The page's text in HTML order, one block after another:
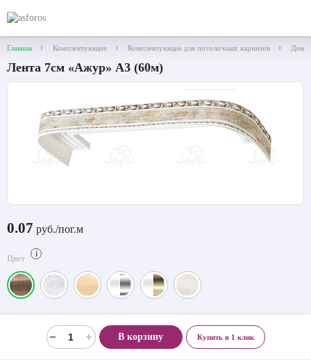
Главная Комплектующие Комплектующие для потолочных карнизов
Лента 7см «Ажур» А3 (60м)
0.07 руб./пог.м
Цвет i
В корзину Купить в 1 клик